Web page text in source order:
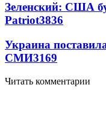
Зеленский: США
Patriot3836
Украина
СМИ3169
Читать комментарии